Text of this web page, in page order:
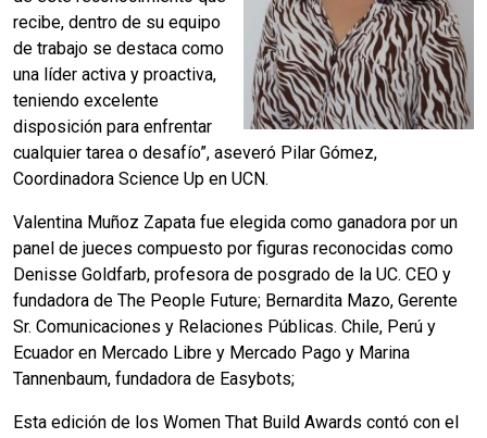
recibe, dentro de su equipo
de trabajo se destaca como
una líder activa y proactiva,
teniendo excelente
disposición para enfrentar
cualquier tarea o desafío”, aseveró Pilar Gómez,
Coordinadora Science Up en UCN.
Valentina Muñoz Zapata fue elegida como ganadora por un
panel de jueces compuesto por figuras reconocidas como
Denisse Goldfarb, profesora de posgrado de la UC. CEO y
fundadora de The People Future; Bernardita Mazo, Gerente
Sr. Comunicaciones y Relaciones Públicas. Chile, Perú y
Ecuador en Mercado Libre y Mercado Pago y Marina
Tannenbaum, fundadora de Easybots;
Esta edición de los Women That Build Awards contó con el